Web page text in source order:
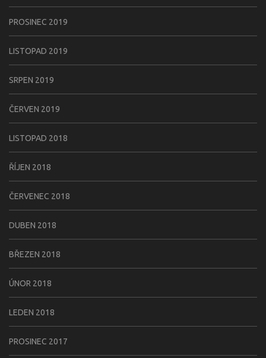
PROSINEC 2019
LISTOPAD 2019
SRPEN 2019
ČERVEN 2019
LISTOPAD 2018
ŘÍJEN 2018
ČERVENEC 2018
DUBEN 2018
BŘEZEN 2018
ÚNOR 2018
LEDEN 2018
PROSINEC 2017